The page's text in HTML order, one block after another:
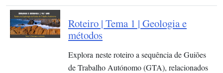
Roteiro | Tema 1 | Geologia e
métodos
Explora neste roteiro a sequência de Guiões
de Trabalho Autónomo (GTA), relacionados